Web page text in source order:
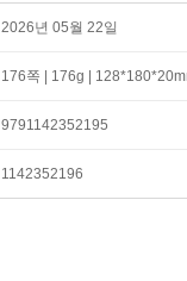
2026년 05월 22일
176쪽 | 176g |
9791142352195
1142352196